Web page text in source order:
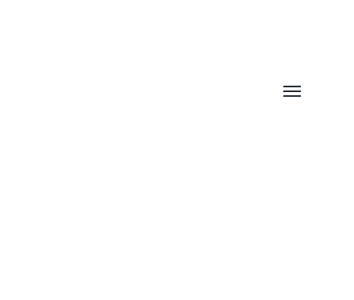
Toggle